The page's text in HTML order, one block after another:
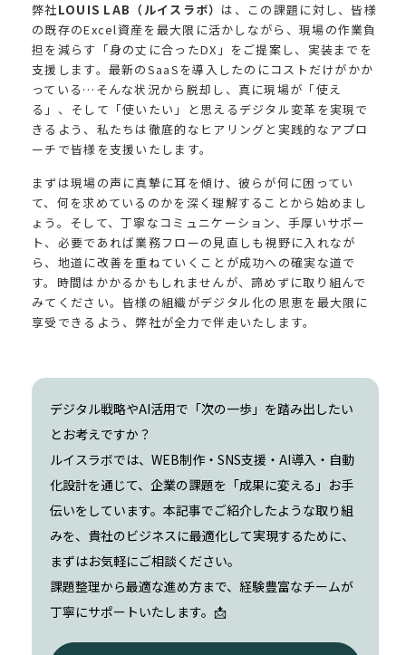
弊社LOUIS LAB（ルイスラボ） は、この課題に対し、皆様
の既存のExcel資産を最大限に活かしながら、現場の作業負
担を減らす「身の丈に合ったDX」をご提案し、実装までを
支援します。最新のSaaSを導入したのにコストだけがかか
っている…そんな状況から脱却し、真に現場が「使え
る」、そして「使いたい」と思えるデジタル変革を実現で
きるよう、私たちは徹底的なヒアリングと実践的なアプロ
ーチで皆様を支援いたします。
まずは現場の声に真摯に耳を傾け、彼らが何に困ってい
て、何を求めているのかを深く理解することから始めまし
ょう。そして、丁寧なコミュニケーション、手厚いサポー
ト、必要であれば業務フローの見直しも視野に入れなが
ら、地道に改善を重ねていくことが成功への確実な道で
す。時間はかかるかもしれませんが、諦めずに取り組んで
みてください。皆様の組織がデジタル化の恩恵を最大限に
享受できるよう、弊社が全力で伴走いたします。
デジタル戦略やAI活用で「次の一歩」を踏み出したい
とお考えですか？
ルイスラボでは、WEB制作・SNS支援・AI導入・自動
化設計を通じて、企業の課題を「成果に変える」お手
伝いをしています。本記事でご紹介したような取り組
みを、貴社のビジネスに最適化して実現するために、
まずはお気軽にご相談ください。
課題整理から最適な進め方まで、経験豊富なチームが
丁寧にサポートいたします。📩